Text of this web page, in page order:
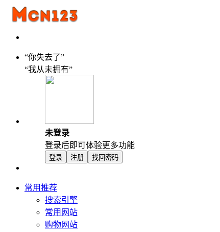
“你失去了”
“我从未拥有”
未登录
登录后即可体验更多功能
登录 注册 找回密码
常用推荐
搜索引擎
常用网站
购物网站